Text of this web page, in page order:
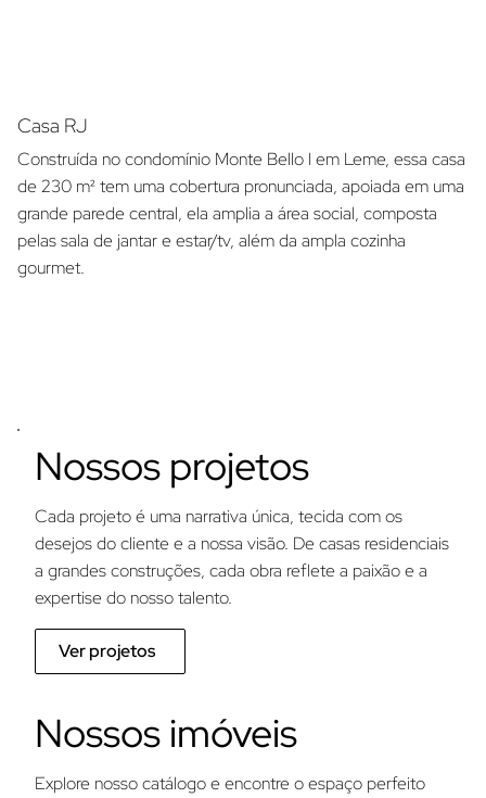
Casa RJ
Construída no condomínio Monte Bello I em Leme, essa casa
de 230 m² tem uma cobertura pronunciada, apoiada em uma
grande parede central, ela amplia a área social, composta
pelas sala de jantar e estar/tv, além da ampla cozinha
gourmet.
Nossos projetos
Cada projeto é uma narrativa única, tecida com os
desejos do cliente e a nossa visão. De casas residenciais
a grandes construções, cada obra reflete a paixão e a
expertise do nosso talento.
Ver projetos
Nossos imóveis
Explore nosso catálogo e encontre o espaço perfeito